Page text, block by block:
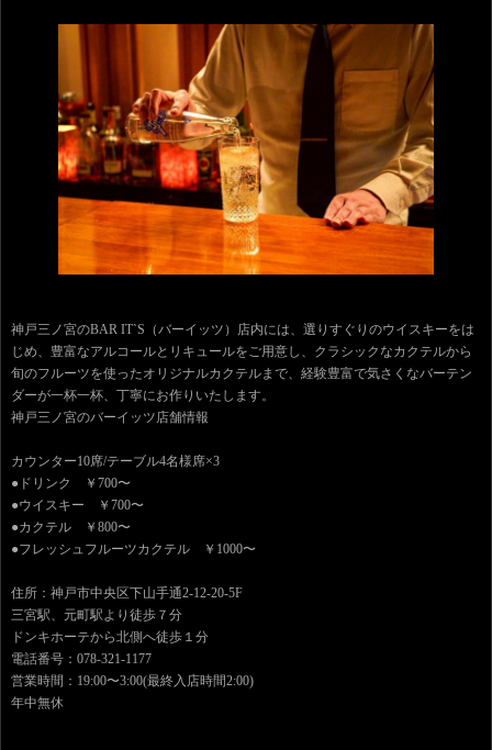
神戸三ノ宮のBAR IT`S（バーイッツ）店内には、選りすぐりのウイスキーをは
じめ、豊富なアルコールとリキュールをご用意し、クラシックなカクテルから
旬のフルーツを使ったオリジナルカクテルまで、経験豊富で気さくなバーテン
ダーが一杯一杯、丁寧にお作りいたします。
神戸三ノ宮のバーイッツ店舗情報
カウンター10席/テーブル4名様席×3
●ドリンク ￥700〜
●ウイスキー ￥700〜
●カクテル ￥800〜
●フレッシュフルーツカクテル ￥1000〜
住所：神戸市中央区下山手通2-12-20-5F
三宮駅、元町駅より徒歩７分
ドンキホーテから北側へ徒歩１分
電話番号：078-321-1177
営業時間：19:00〜3:00(最終入店時間2:00)
年中無休